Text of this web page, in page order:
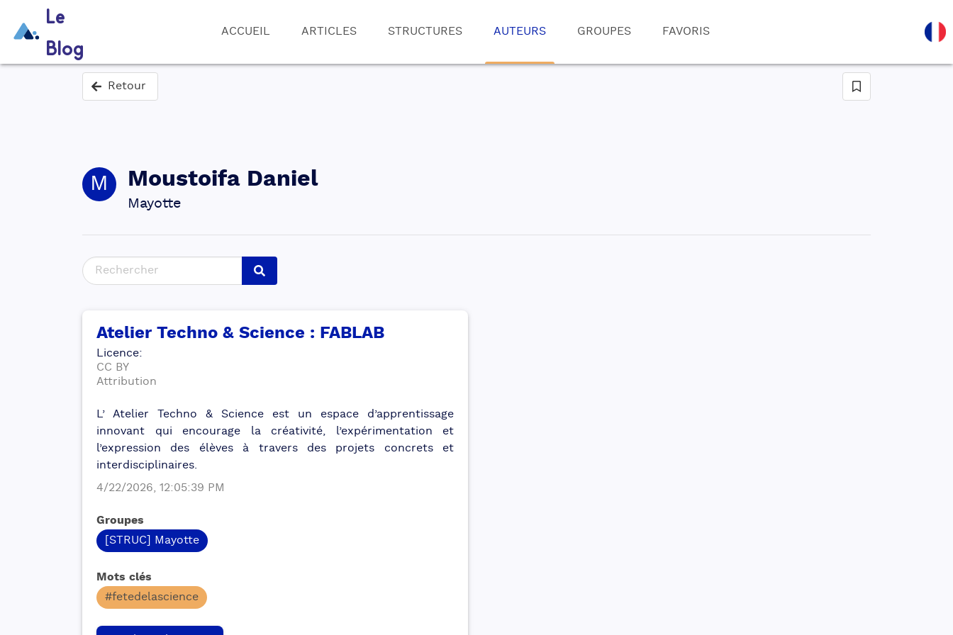
Le
Blog
ACCUEIL ARTICLES STRUCTURES AUTEURS GROUPES FAVORIS
Retour
M Moustoifa Daniel
Mayotte
Atelier Techno & Science : FABLAB
Licence:
CC BY
Attribution
L’ Atelier Techno & Science est un espace d’apprentissage
innovant qui encourage la créativité, l’expérimentation et
l’expression des élèves à travers des projets concrets et
interdisciplinaires.
4/22/2026, 12:05:39 PM
Groupes
[STRUC] Mayotte
Mots clés
#fetedelascience